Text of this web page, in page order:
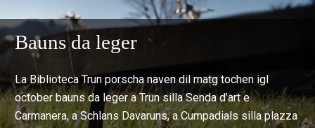
Bauns da leger
La Biblioteca Trun porscha naven dil matg tochen igl
october bauns da leger a Trun silla Senda d’art e
Carmanera, a Schlans Davaruns, a Cumpadials silla plazza